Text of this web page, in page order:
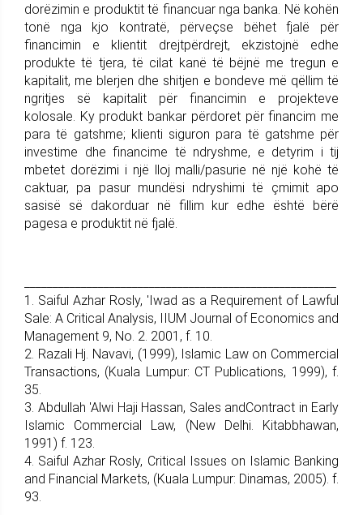
dorëzimin e produktit të financuar nga banka. Në kohën
tonë nga kjo kontratë, përveçse bëhet fjalë për
financimin e klientit drejtpërdrejt, ekzistojnë edhe
produkte të tjera, të cilat kanë të bëjnë me tregun e
kapitalit, me blerjen dhe shitjen e bondeve më qëllim të
ngritjes së kapitalit për financimin e projekteve
kolosale. Ky produkt bankar përdoret për financim me
para të gatshme; klienti siguron para të gatshme për
investime dhe financime të ndryshme, e detyrim i tij
mbetet dorëzimi i një lloj malli/pasurie në një kohë të
caktuar, pa pasur mundësi ndryshimi të çmimit apo
sasisë së dakorduar në fillim kur edhe është bërë
pagesa e produktit në fjalë.
1. Saiful Azhar Rosly, 'Iwad as a Requirement of Lawful
Sale: A Critical Analysis, IIUM Journal of Economics and
Management 9, No. 2. 2001, f. 10.
2. Razali Hj. Navavi, (1999), Islamic Law on Commercial
Transactions, (Kuala Lumpur: CT Publications, 1999), f.
35.
3. Abdullah 'Alwi Haji Hassan, Sales andContract in Early
Islamic Commercial Law, (New Delhi. Kitabbhawan,
1991) f. 123.
4. Saiful Azhar Rosly, Critical Issues on Islamic Banking
and Financial Markets, (Kuala Lumpur: Dinamas, 2005). f.
93.